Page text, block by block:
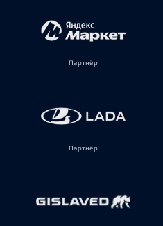
Партнёр
Партнёр